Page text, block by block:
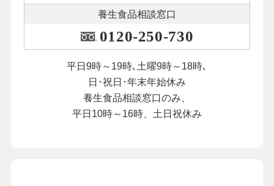
養生食品相談窓口
0120-250-730
平日9時～19時､土曜9時～18時､
日･祝日･年末年始休み
養生食品相談窓口のみ、
平日10時～16時、土日祝休み